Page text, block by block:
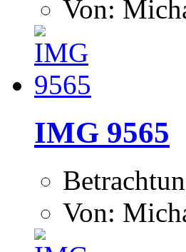
Von:
IMG 9565
Von: